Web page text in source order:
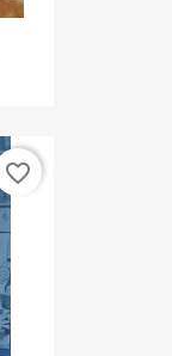
favorite_border